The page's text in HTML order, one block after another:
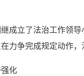
成立了法治工作领
力争完成规定动作
化